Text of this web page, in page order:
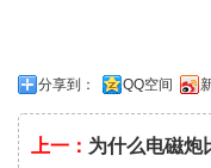
分享到： QQ空间
上一： 为什么电磁炮